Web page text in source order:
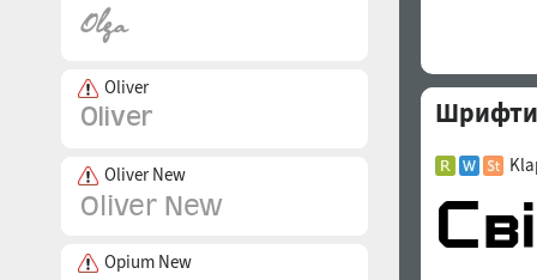
Oliver
Oliver New
Opium New
Шрифти